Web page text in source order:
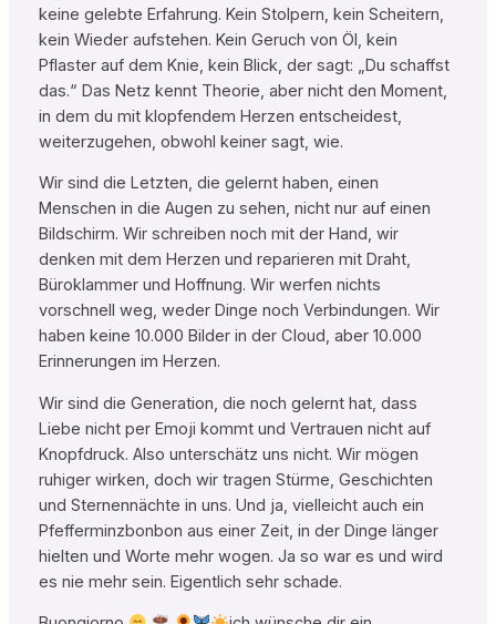
keine gelebte Erfahrung. Kein Stolpern, kein Scheitern,
kein Wieder aufstehen. Kein Geruch von Öl, kein
Pflaster auf dem Knie, kein Blick, der sagt: „Du schaffst
das.“ Das Netz kennt Theorie, aber nicht den Moment,
in dem du mit klopfendem Herzen entscheidest,
weiterzugehen, obwohl keiner sagt, wie.
Wir sind die Letzten, die gelernt haben, einen
Menschen in die Augen zu sehen, nicht nur auf einen
Bildschirm. Wir schreiben noch mit der Hand, wir
denken mit dem Herzen und reparieren mit Draht,
Büroklammer und Hoffnung. Wir werfen nichts
vorschnell weg, weder Dinge noch Verbindungen. Wir
haben keine 10.000 Bilder in der Cloud, aber 10.000
Erinnerungen im Herzen.
Wir sind die Generation, die noch gelernt hat, dass
Liebe nicht per Emoji kommt und Vertrauen nicht auf
Knopfdruck. Also unterschätz uns nicht. Wir mögen
ruhiger wirken, doch wir tragen Stürme, Geschichten
und Sternennächte in uns. Und ja, vielleicht auch ein
Pfefferminzbonbon aus einer Zeit, in der Dinge länger
hielten und Worte mehr wogen. Ja so war es und wird
es nie mehr sein. Eigentlich sehr schade.